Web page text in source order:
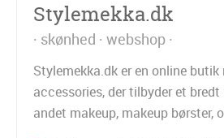
Stylemekka.dk
skønhed webshop
Stylemekka.dk er en online
accessories, der tilbyder et
andet makeup, makeup børster,